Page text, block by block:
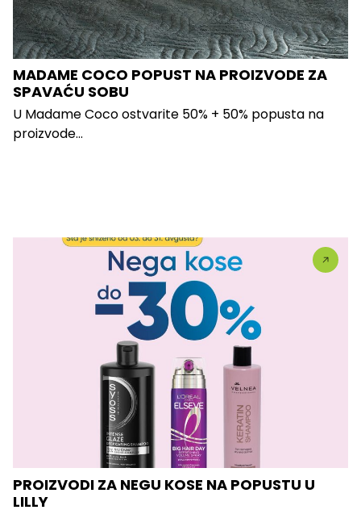
MADAME COCO POPUST NA PROIZVODE ZA
SPAVAĆU SOBU
U Madame Coco ostvarite 50% + 50% popusta na
proizvode...
PROIZVODI ZA NEGU KOSE NA POPUSTU U
LILLY